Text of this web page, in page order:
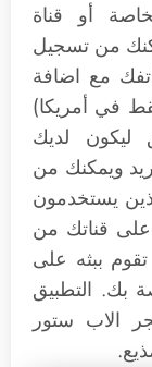
أو قناة
من تسجيل
مع اضافة
في أمريكا)
ليكون لديك
ويمكنك من
يستخدمون
على قناتك من
ببثه على
بك. التطبيق
الاب ستور